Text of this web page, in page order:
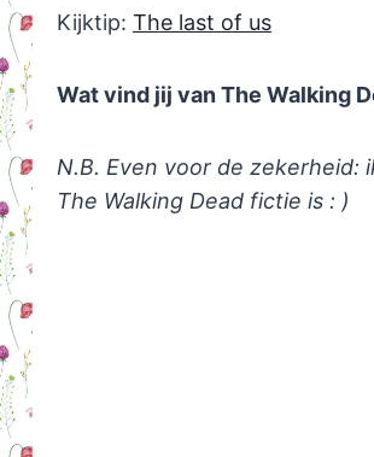
Kijktip: The last of us
Wat vind jij van The Walking
N.B. Even voor de zekerheid:
The Walking Dead fictie is : )